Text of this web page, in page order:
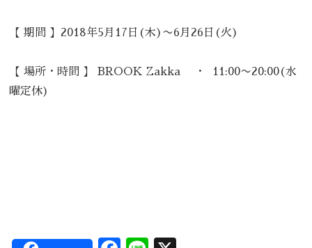
【 期間 】2018年5月17日(木)〜6月26日(火)
【 場所・時間 】 BROOK Zakka ・ 11:00〜20:00(水
曜定休)